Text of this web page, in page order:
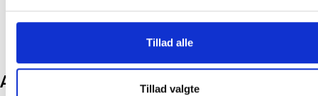
Tillad alle
Tillad valgte
Andre kunder købte også